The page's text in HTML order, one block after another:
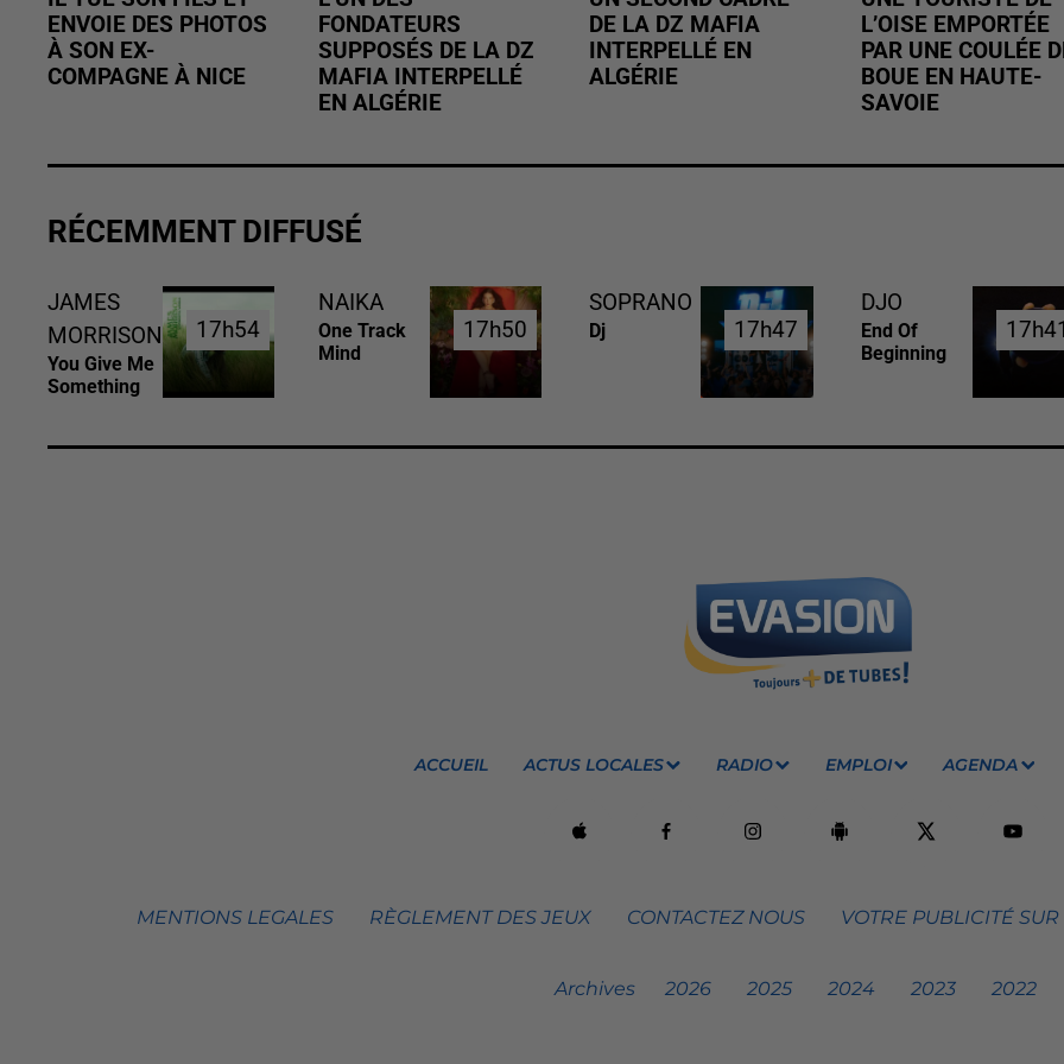
ENVOIE DES PHOTOS
À SON EX-
COMPAGNE À NICE
FONDATEURS
SUPPOSÉS DE LA DZ
MAFIA INTERPELLÉ
EN ALGÉRIE
DE LA DZ MAFIA
INTERPELLÉ EN
ALGÉRIE
L’OISE EMPORTÉE
PAR UNE COULÉE
BOUE EN HAUTE-
SAVOIE
RÉCEMMENT DIFFUSÉ
JAMES
MORRISON
You Give Me
Something
17h54
17h54
NAIKA
One Track
Mind
17h50
17h50
SOPRANO
Dj 17h47
17h47
DJO
End Of
Beginning
17h41
17h41
ACCUEIL ACTUS LOCALES RADIO EMPLOI AGENDA
MENTIONS LEGALES RÈGLEMENT DES JEUX CONTACTEZ NOUS VOTRE PUBLICITÉ
Archives 2026 2025 2024 2023 2022